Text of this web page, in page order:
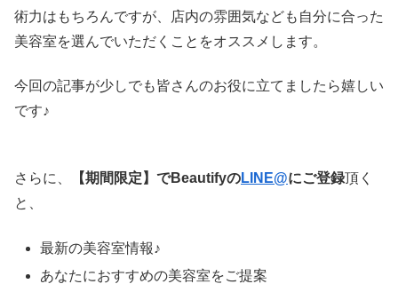
術力はもちろんですが、店内の雰囲気なども自分に合った
美容室を選んでいただくことをオススメします。
今回の記事が少しでも皆さんのお役に立てましたら嬉しい
です♪
さらに、 【期間限定】でBeautifyのLINE@にご登録頂く
と、
最新の美容室情報♪
あなたにおすすめの美容室をご提案